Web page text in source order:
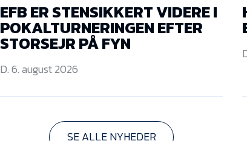
EFB ER STENSIKKERT VIDERE I
POKALTURNERINGEN EFTER
STORSEJR PÅ FYN
D. 6. august 2026
SE ALLE NYHEDER